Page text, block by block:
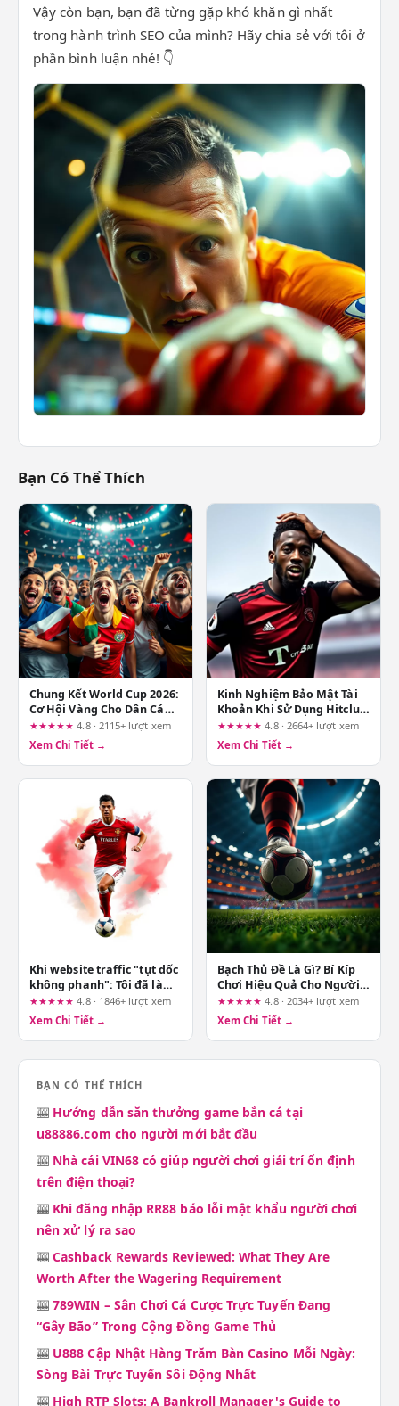
Vậy còn bạn, bạn đã từng gặp khó khăn gì nhất
trong hành trình SEO của mình? Hãy chia sẻ với tôi ở
phần bình luận nhé! 👇
Bạn Có Thể Thích
Chung Kết World Cup 2026:
Cơ Hội Vàng Cho Dân Cá
Cược & Sân Chơi Uy Tín
★★★★★4.8 · 2115+ lượt xem
Xem Chi Tiết →
Kinh Nghiệm Bảo Mật Tài
Khoản Khi Sử Dụng Hitclub
Trên Nhiều Thiết Bị
★★★★★4.8 · 2664+ lượt xem
Xem Chi Tiết →
Khi website traffic "tụt dốc
không phanh": Tôi đã làm
gì để xoay chuyển tình thế?
★★★★★4.8 · 1846+ lượt xem
Xem Chi Tiết →
Bạch Thủ Đề Là Gì? Bí Kíp
Chơi Hiệu Quả Cho Người
Mới
★★★★★4.8 · 2034+ lượt xem
Xem Chi Tiết →
BẠN CÓ THỂ THÍCH
🎰 Hướng dẫn săn thưởng game bắn cá tại
u88886.com cho người mới bắt đầu
🎰 Nhà cái VIN68 có giúp người chơi giải trí ổn định
trên điện thoại?
🎰 Khi đăng nhập RR88 báo lỗi mật khẩu người chơi
nên xử lý ra sao
🎰Cashback Rewards Reviewed: What They Are
Worth After the Wagering Requirement
🎰789WIN – Sân Chơi Cá Cược Trực Tuyến Đang
“Gây Bão” Trong Cộng Đồng Game Thủ
🎰 U888 Cập Nhật Hàng Trăm Bàn Casino Mỗi Ngày:
Sòng Bài Trực Tuyến Sôi Động Nhất
🎰 High RTP Slots: A Bankroll Manager's Guide to